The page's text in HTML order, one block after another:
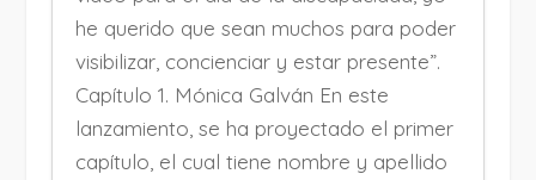
he querido que sean muchos para poder
visibilizar, concienciar y estar presente”.
Capítulo 1. Mónica Galván En este
lanzamiento, se ha proyectado el primer
capítulo, el cual tiene nombre y apellido